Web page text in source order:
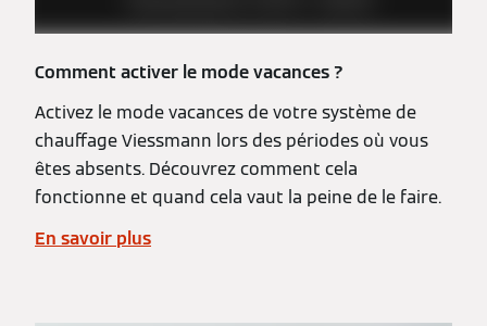
Comment activer le mode vacances ?
Activez le mode vacances de votre système de
chauffage Viessmann lors des périodes où vous
êtes absents. Découvrez comment cela
fonctionne et quand cela vaut la peine de le faire.
En savoir plus